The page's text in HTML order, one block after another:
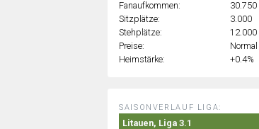
Fanaufkommen:
30.750
Sitzplätze:
3.000
Stehplätze:
12.000
Preise:
Normal
Heimstärke:
+0.4%
SAISONVERLAUF LIGA:
Litauen, Liga 3.1